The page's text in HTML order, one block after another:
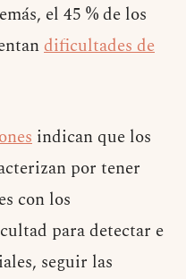
el 45 % de los
dificultades de
indican que los
por tener
con los
para detectar e
seguir las